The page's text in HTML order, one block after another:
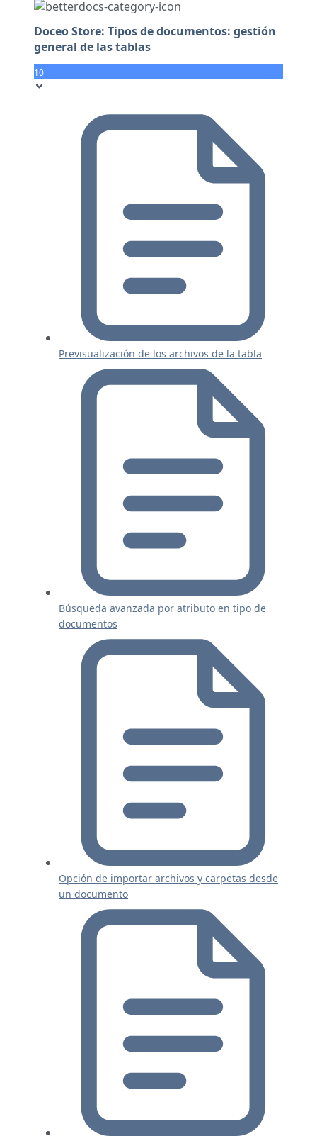
Doceo Store: Tipos de documentos: gestión
general de las tablas
10
Previsualización de los archivos de la tabla
Búsqueda avanzada por atributo en tipo de
documentos
Opción de importar archivos y carpetas desde
un documento